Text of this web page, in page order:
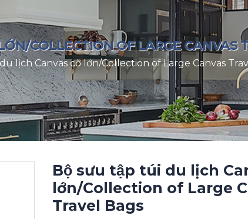
COLLECTION OF LARGE CANVAS
lịch Canvas cỡ lớn/Collection of Large Canvas
Bộ sưu tập túi du lịch
lớn/Collection of Large
Travel Bags